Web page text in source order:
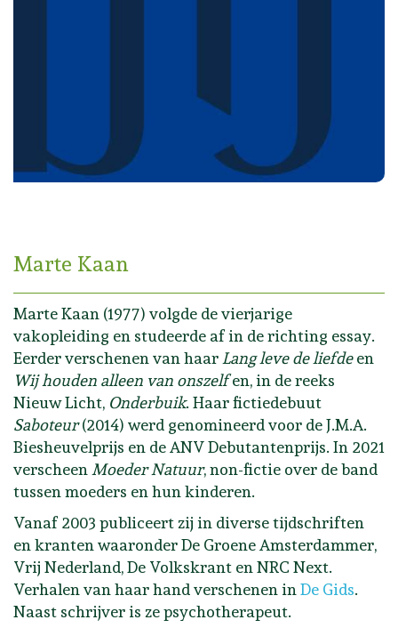
Marte Kaan
Marte Kaan (1977) volgde de vierjarige
vakopleiding en studeerde af in de richting essay.
Eerder verschenen van haar Lang leve de liefdeen
Wij houden alleen van onszelfen, in de reeks
Nieuw Licht, Onderbuik. Haar fictiedebuut
Saboteur(2014) werd genomineerd voor de J.M.A.
Biesheuvelprijs en de ANV Debutantenprijs. In 2021
verscheen Moeder Natuur, non-fictie over de band
tussen moeders en hun kinderen.
Vanaf 2003 publiceert zij in diverse tijdschriften
en kranten waaronder De Groene Amsterdammer,
Vrij Nederland, De Volkskrant en NRC Next.
Verhalen van haar hand verschenen in De Gids.
Naast schrijver is ze psychotherapeut.